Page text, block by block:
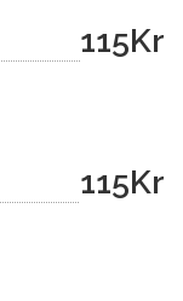
115Kr
115Kr